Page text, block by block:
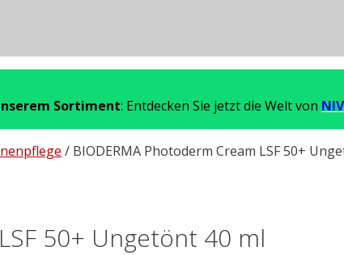
Sortiment: Entdecken Sie jetzt die Welt von
/ BIODERMA Photoderm Cream LSF 50+
50+ Ungetönt 40 ml